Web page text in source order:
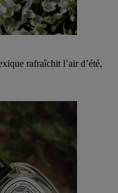
rafraîchit l’air d’été,